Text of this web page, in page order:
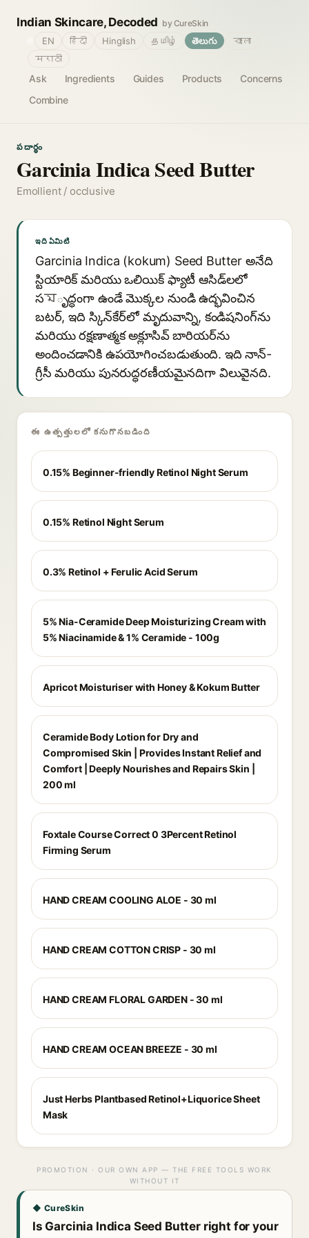
Indian Skincare, Decoded by CureSkin
Ask Ingredients Guides Products
Concerns
Combine
EN हिंदी Hinglish தமிழ் తెలుగు
বাংলা
मराठी
పదార్థం
Garcinia Indica Seed Butter
Emollient / occlusive
ఇది ఏమిటి
Garcinia Indica (kokum) Seed Butter అనేది
స్టియారిక్ మరియు ఒలియిక్ ఫ్యాటీ ఆసిడ్‌లలో
సমృద్ధంగా ఉండే మొక్కల నుండి ఉద్భవించిన
బటర్, ఇది స్కిన్‌కేర్‌లో మృదువాన్ని, కండిషనింగ్‌ను
మరియు రక్షణాత్మక అక్లూసివ్ బారియర్‌ను
అందించడానికి ఉపయోగించబడుతుంది. ఇది నాన్-
గ్రీసీ మరియు పునరుద్ధరణీయమైనదిగా విలువైనది.
ఈ ఉత్పత్తులలో కనుగొనబడింది
0.15% Beginner-friendly Retinol Night Serum
0.15% Retinol Night Serum
0.3% Retinol + Ferulic Acid Serum
5% Nia-Ceramide Deep Moisturizing Cream with
5% Niacinamide & 1% Ceramide - 100g
Apricot Moisturiser with Honey & Kokum Butter
Ceramide Body Lotion for Dry and
Compromised Skin | Provides Instant Relief and
Comfort | Deeply Nourishes and Repairs Skin |
200 ml
Foxtale Course Correct 0 3Percent Retinol
Firming Serum
HAND CREAM COOLING ALOE - 30 ml
HAND CREAM COTTON CRISP - 30 ml
HAND CREAM FLORAL GARDEN - 30 ml
HAND CREAM OCEAN BREEZE - 30 ml
Just Herbs Plantbased Retinol+Liquorice Sheet
Mask
PROMOTION · OUR OWN APP — THE FREE TOOLS WORK
WITHOUT IT
◆ CureSkin
Is Garcinia Indica Seed Butter right for your